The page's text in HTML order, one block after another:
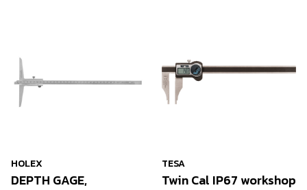
HOLEX
DEPTH GAGE,
TESA
Twin Cal IP67 workshop